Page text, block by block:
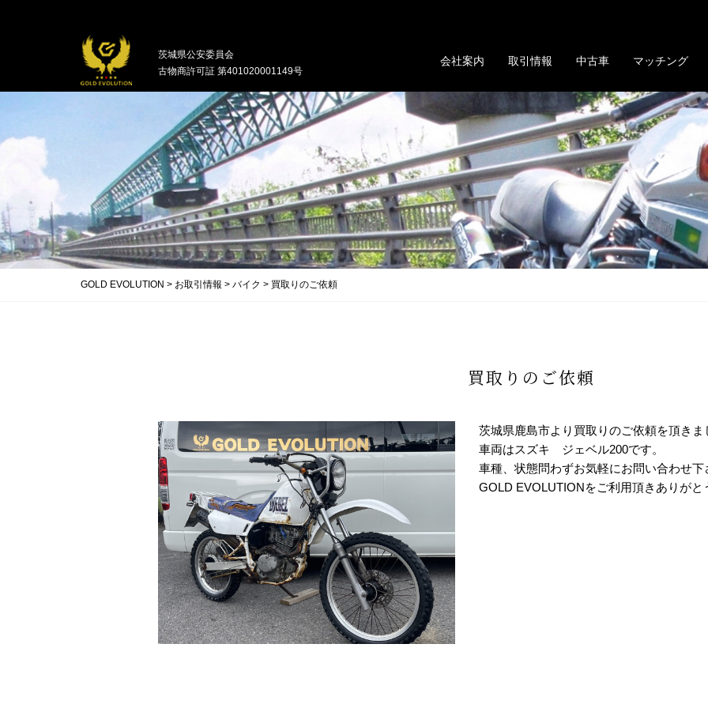
茨城県公安委員会
古物商許可証 第401020001149号
会社案内 取引情報 中古車 マッチング
GOLD EVOLUTION > お取引情報 > バイク > 買取りのご依頼
買取りのご依頼
茨城県鹿島市より買取りのご依頼を頂きま
車両はスズキ ジェベル200です。
車種、状態問わずお気軽にお問い合わせ下
GOLD EVOLUTIONをご利用頂きありがと